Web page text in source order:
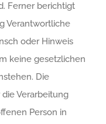
Ferner berichtigt
Verantwortliche
oder Hinweis
keine gesetzlichen
Die
Verarbeitung
Person in